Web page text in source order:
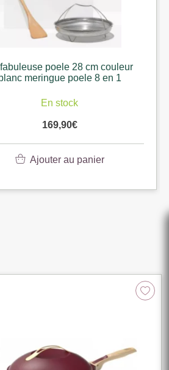
fabuleuse poele 28 cm couleur
noir meteor poele 8 en 1
En stock
169,90€
Ajouter au panier